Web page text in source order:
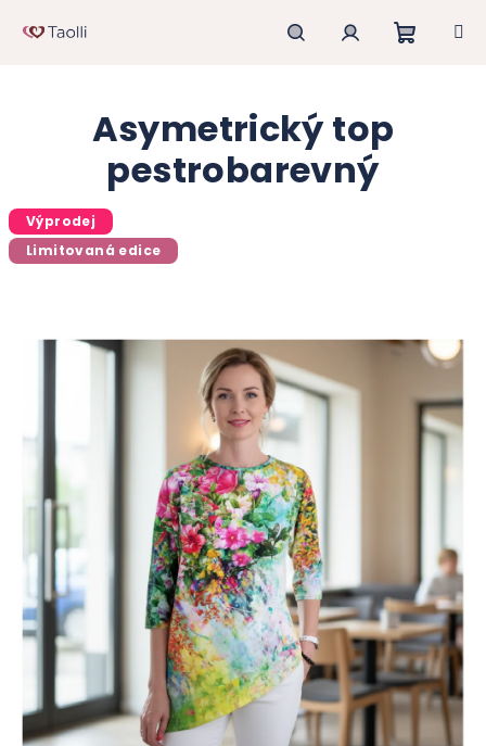
Asymetrický top
pestrobarevný
Výprodej
Limitovaná edice